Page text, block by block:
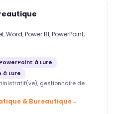
Word, Power BI, PowerPoint,
PowerPoint à Lure
à Lure
gestionnaire de
& Bureautique